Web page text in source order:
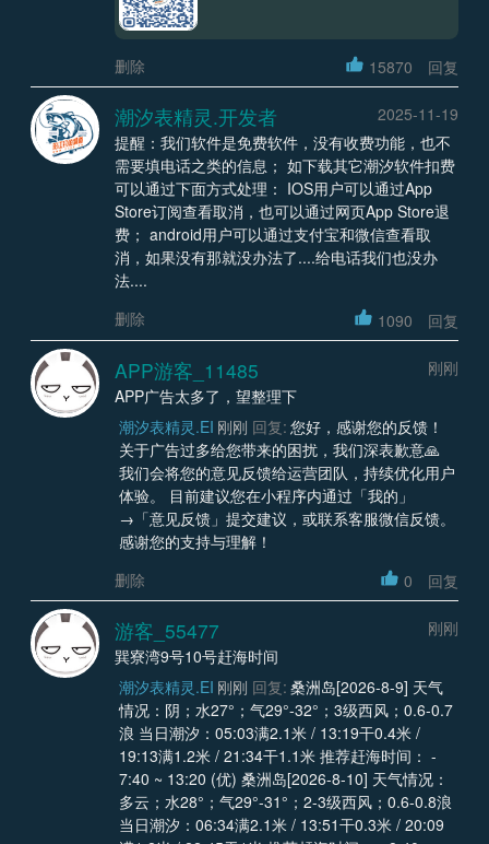
删除 15870 回复
潮汐表精灵.开发者
2025-11-19
提醒：我们软件是免费软件，没有收费功能，也不
需要填电话之类的信息； 如下载其它潮汐软件扣费
可以通过下面方式处理： IOS用户可以通过App
Store订阅查看取消，也可以通过网页App Store退
费； android用户可以通过支付宝和微信查看取
消，如果没有那就没办法了....给电话我们也没办
法....
删除
1090 回复
APP游客_11485
刚刚
APP广告太多了，望整理下
潮汐表精灵.EI 刚刚 回复: 您好，感谢您的反馈！
关于广告过多给您带来的困扰，我们深表歉意🙏
我们会将您的意见反馈给运营团队，持续优化用户
体验。 目前建议您在小程序内通过「我的」
→「意见反馈」提交建议，或联系客服微信反馈。
感谢您的支持与理解！
删除
0 回复
游客_55477
刚刚
巽寮湾9号10号赶海时间
潮汐表精灵.EI 刚刚 回复: 桑洲岛[2026-8-9] 天气
情况：阴；水27°；气29°-32°；3级西风；0.6-0.7
浪 当日潮汐：05:03满2.1米 / 13:19干0.4米 /
19:13满1.2米 / 21:34干1.1米 推荐赶海时间： -
7:40 ~ 13:20 (优) 桑洲岛[2026-8-10] 天气情况：
多云；水28°；气29°-31°；2-3级西风；0.6-0.8浪
当日潮汐：06:34满2.1米 / 13:51干0.3米 / 20:09